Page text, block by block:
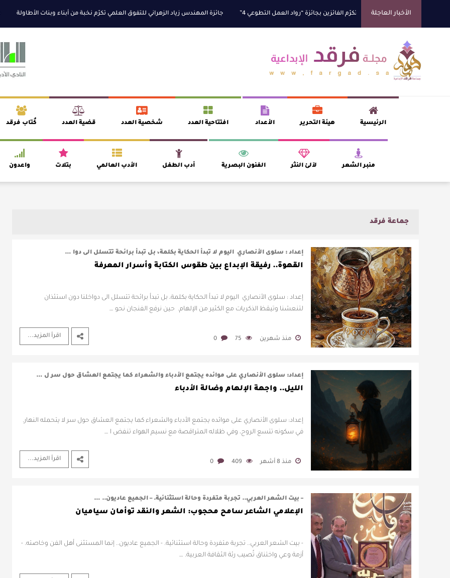
الأخبار العاجلة
السديس “بر بني حسن” تكرّم الفائزين بجائزة “رواد العمل التطوعي 4” جائزة المهندس زياد الزهراني للتفوق العلمي تكرّم نخبة من أبناء وبنات الأطاولة
الرئيسية هيئة التحرير الأعداد افتتاحية العدد شخصية العدد قضية العدد كُتاب فرقد
منبر الشعر لآلئ النثر الفنون البصرية أدب الطفل الأدب العالمي بتلات واعدون
جماعة فرقد
إعداد : سلوى الأنصاري اليوم لا تبدأ الحكاية بكلمة، بل تبدأ برائحة تتسلل الى دوا …
القهوة.. رفيقة الإبداع بين طقوس الكتابة وأسرار المعرفة
إعداد : سلوى الأنصاري اليوم لا تبدأ الحكاية بكلمة، بل تبدأ برائحة تتسلل الى دواخلنا دون استئذان
لتنعشنا وتيقظ الذكريات مع الكثير من الإلهام. حين نرفع الفنجان نحو …
منذ شهرين 75
0 اقرأ المزيد...
إعداد: سلوى الأنصاري على موائده يجتمع الأدباء والشعراء كما يجتمع العشاق حول سر ل …
الليل.. واجهة الإلهام وضالة الأدباء
إعداد: سلوى الأنصاري على موائده يجتمع الأدباء والشعراء كما يجتمع العشاق حول سر لا يتحمله النهار.
في سكونه تتسع الروح، وفي ظلاله المتراقصة مع نسيم الهواء تنفض ا …
منذ 8 أشهر 409
0 اقرأ المزيد...
– بيت الشعر العربي.. تجربة متفردة وحالة استثنائية. – الجميع عاديون.. …
الإعلامي الشاعر سامح محجوب: الشعر والنقد توأمان سياميان
- بيت الشعر العربي.. تجربة متفردة وحالة استثنائية. - الجميع عاديون.. إنما المستثنى أهل الفن وخاصته. -
أزمة وعي واختناق تُصيب رئة الثقافة العربية. …